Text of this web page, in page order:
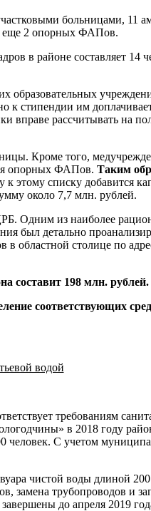
больницами, 11
еще 2 опорных ФАПов.
в районе составляет 14
образовательных
стипендии им
вправе рассчитывать на
Кроме того,
опорных ФАПов. Таким
к этому списку добавится
около 7,7 млн. рублей.
Одним из наиболее
был детально
столице по
составит 198 млн. рублей.
соответствующих
водой
требованиям
в 2018 году
человек. С учетом
чистой воды длиной
замена трубопроводов и
до апреля 2019